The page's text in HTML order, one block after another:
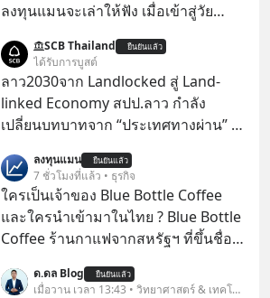
ลงทุนแมนจะเล่าให้ฟัง เมื่อเข้าสู่วัย
ภาษี หลายคนมักได้รับคำแนะนำให้
ลงทุนใน RMF เพราะนอกจากจะช่วยลด
หย่อนภาษีได้แล้ว ยังเป็นโอกาสในการ
สร้างความมั่งคั่งระยะยาว แต่น้อยคน
อะไรบ้าง ควรดู ตรงไหน ทำอย่างไร ถึง
จะดีกับเรา แล้วเราควรรู้ข้อมูลอะไร
เกี่ยวกับ RMF บ้าง เพื่อให้นำไปใช้ต่อได้
จริง ๆ ลงทุนแมนจะเล่าให้ฟัง
SCB Thailand ยืนยันแล้ว
ได้รับการบูสต์
ลาว2030จาก Landlocked สู่ Land-
linked Economy สปป.ลาว กำลัง
เปลี่ยนบทบาทจาก “ประเทศทางผ่าน” สู่
ของอนุภูมิภาคลุ่มแม่น้ำโขง
ลงทุนแมน ยืนยันแล้ว
7 ชั่วโมงที่แล้ว • ธุรกิจ
ใครเป็นเจ้าของ Blue Bottle Coffee
และใครนำเข้ามาในไทย ? Blue Bottle
Coffee ร้านกาแฟจากสหรัฐฯ ที่ขึ้นชื่อ
แรกในประเทศไทย ที่ Central Park
ด.ดล Blog ยืนยันแล้ว
เมื่อวาน เวลา 13:43 • วิทยาศาสตร์ & เทคโนโลยี